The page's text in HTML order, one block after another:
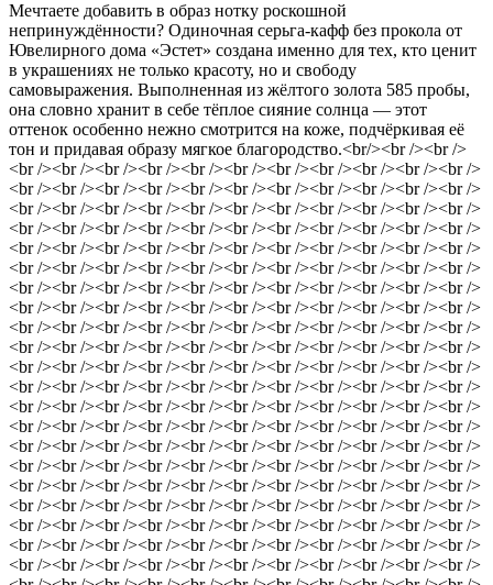
Мечтаете добавить в образ нотку роскошной
непринуждённости? Одиночная серьга‑кафф без прокола от
Ювелирного дома «Эстет» создана именно для тех, кто ценит
в украшениях не только красоту, но и свободу
самовыражения. Выполненная из жёлтого золота 585 пробы,
она словно хранит в себе тёплое сияние солнца — этот
оттенок особенно нежно смотрится на коже, подчёркивая её
тон и придавая образу мягкое благородство.<br/><br /><br />
<br /><br /><br /><br /><br /><br /><br /><br /><br /><br /><br />
<br /><br /><br /><br /><br /><br /><br /><br /><br /><br /><br />
<br /><br /><br /><br /><br /><br /><br /><br /><br /><br /><br />
<br /><br /><br /><br /><br /><br /><br /><br /><br /><br /><br />
<br /><br /><br /><br /><br /><br /><br /><br /><br /><br /><br />
<br /><br /><br /><br /><br /><br /><br /><br /><br /><br /><br />
<br /><br /><br /><br /><br /><br /><br /><br /><br /><br /><br />
<br /><br /><br /><br /><br /><br /><br /><br /><br /><br /><br />
<br /><br /><br /><br /><br /><br /><br /><br /><br /><br /><br />
<br /><br /><br /><br /><br /><br /><br /><br /><br /><br /><br />
<br /><br /><br /><br /><br /><br /><br /><br /><br /><br /><br />
<br /><br /><br /><br /><br /><br /><br /><br /><br /><br /><br />
<br /><br /><br /><br /><br /><br /><br /><br /><br /><br /><br />
<br /><br /><br /><br /><br /><br /><br /><br /><br /><br /><br />
<br /><br /><br /><br /><br /><br /><br /><br /><br /><br /><br />
<br /><br /><br /><br /><br /><br /><br /><br /><br /><br /><br />
<br /><br /><br /><br /><br /><br /><br /><br /><br /><br /><br />
<br /><br /><br /><br /><br /><br /><br /><br /><br /><br /><br />
<br /><br /><br /><br /><br /><br /><br /><br /><br /><br /><br />
<br /><br /><br /><br /><br /><br /><br /><br /><br /><br /><br />
<br /><br /><br /><br /><br /><br /><br /><br /><br /><br /><br />